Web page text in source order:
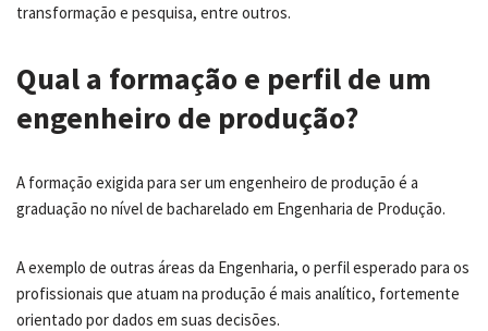
transformação e pesquisa, entre outros.
Qual a formação e perfil de um
engenheiro de produção?
A formação exigida para ser um engenheiro de produção é a
graduação no nível de bacharelado em Engenharia de Produção.
A exemplo de outras áreas da Engenharia, o perfil esperado para os
profissionais que atuam na produção é mais analítico, fortemente
orientado por dados em suas decisões.